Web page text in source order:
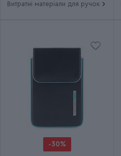
Група
Витратні матеріали для ручок
-30%